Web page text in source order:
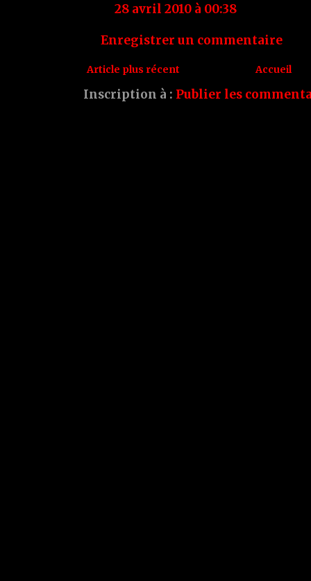
28 avril 2010 à 00:38
Enregistrer un commentaire
Article plus récent Accueil
Inscription à : Publier les